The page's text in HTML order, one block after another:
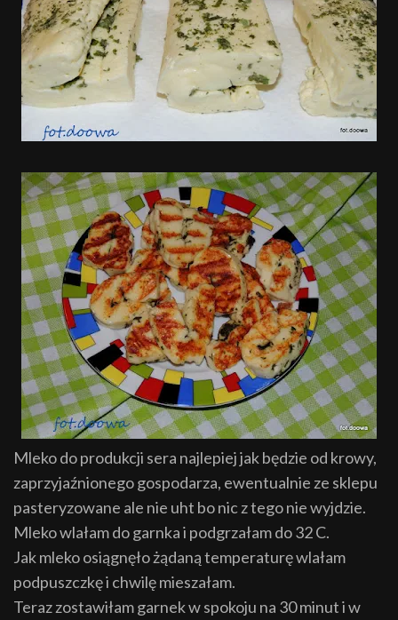
Mleko do produkcji sera najlepiej jak będzie od krowy,
zaprzyjaźnionego gospodarza, ewentualnie ze sklepu
pasteryzowane ale nie uht bo nic z tego nie wyjdzie.
Mleko wlałam do garnka i podgrzałam do 32 C.
Jak mleko osiągnęło żądaną temperaturę wlałam
podpuszczkę i chwilę mieszałam.
Teraz zostawiłam garnek w spokoju na 30 minut i w